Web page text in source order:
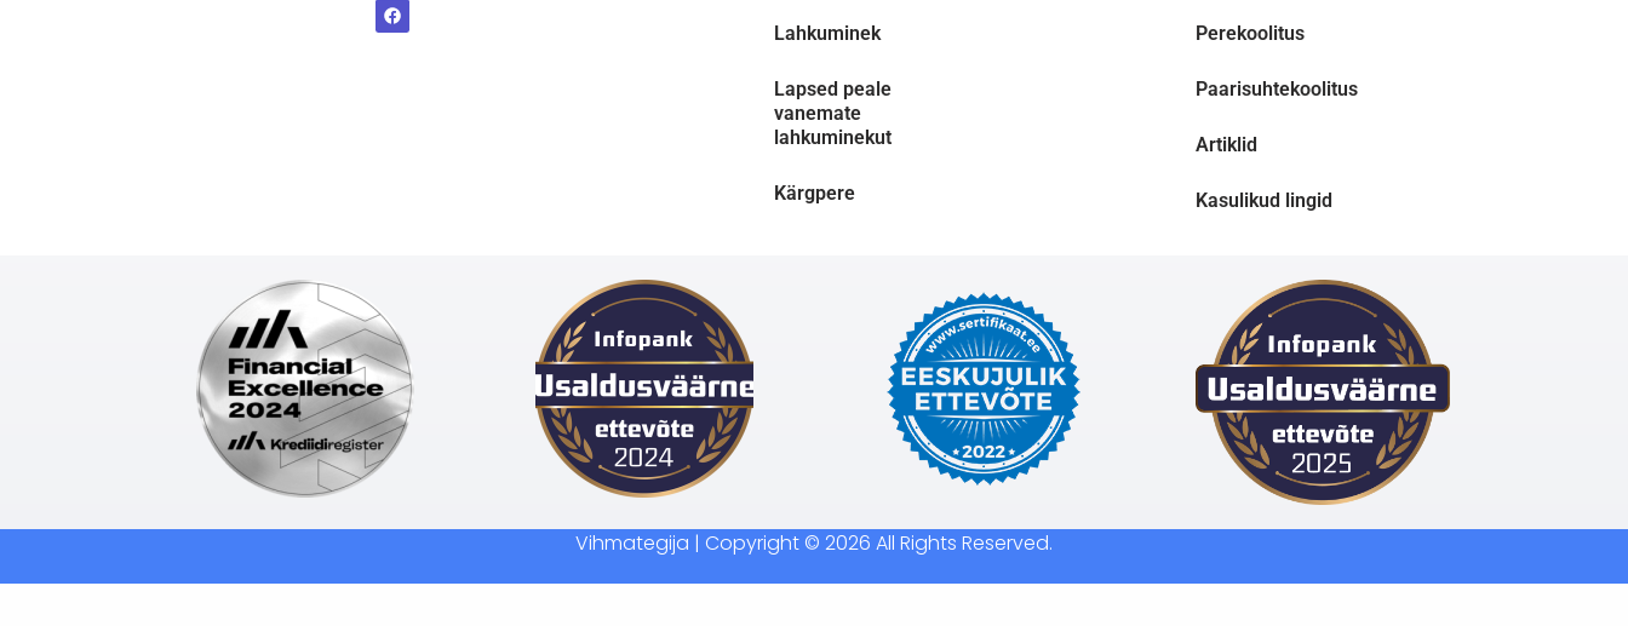
Lahkuminek
Lapsed peale
vanemate
lahkuminekut
Kärgpere
Perekoolitus
Paarisuhtekoolitus
Artiklid
Kasulikud lingid
Vihmategija | Copyright © 2026 All Rights Reserved.